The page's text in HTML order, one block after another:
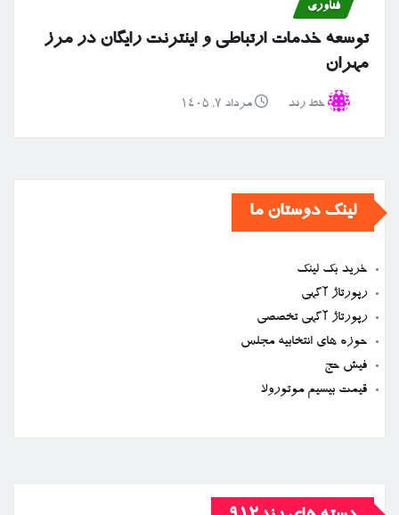
فناوری
توسعه خدمات ارتباطی و اینترنت رایگان در مرز
مهران
خط رند مرداد ۷, ۱۴۰۵
لینک دوستان ما
خرید بک لینک
رپورتاژ آگهی
رپورتاژ آگهی تخصصی
حوزه های انتخابیه مجلس
فیش حج
قیمت بیسیم موتورولا